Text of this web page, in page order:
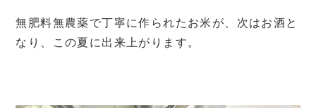
無肥料無農薬で丁寧に作られたお米が、次はお酒と
なり、この夏に出来上がります。